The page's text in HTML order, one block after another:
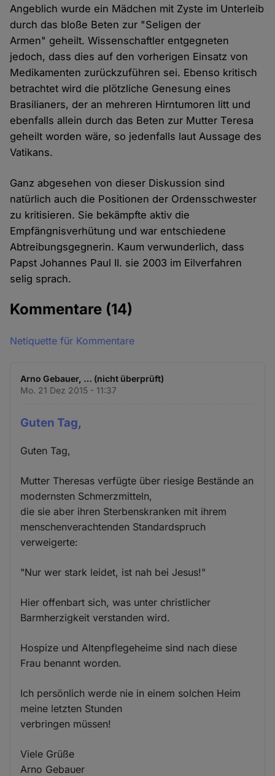
Angeblich wurde ein Mädchen mit Zyste im Unterleib
durch das bloße Beten zur "Seligen der
Armen" geheilt. Wissenschaftler entgegneten
jedoch, dass dies auf den vorherigen Einsatz von
Medikamenten zurückzuführen sei. Ebenso kritisch
betrachtet wird die plötzliche Genesung eines
Brasilianers, der an mehreren Hirntumoren litt und
ebenfalls allein durch das Beten zur Mutter Teresa
geheilt worden wäre, so jedenfalls laut Aussage des
Vatikans.
Ganz abgesehen von dieser Diskussion sind
natürlich auch die Positionen der Ordensschwester
zu kritisieren. Sie bekämpfte aktiv die
Empfängnisverhütung und war entschiedene
Abtreibungsgegnerin. Kaum verwunderlich, dass
Papst Johannes Paul II. sie 2003 im Eilverfahren
selig sprach.
Kommentare (14)
Netiquette für Kommentare
Arno Gebauer, … (nicht überprüft)
Mo. 21 Dez 2015 - 11:37
Guten Tag,
Guten Tag,
Mutter Theresas verfügte über riesige Bestände an
modernsten Schmerzmitteln,
die sie aber ihren Sterbenskranken mit ihrem
menschenverachtenden Standardspruch
verweigerte:
"Nur wer stark leidet, ist nah bei Jesus!"
Hier offenbart sich, was unter christlicher
Barmherzigkeit verstanden wird.
Hospize und Altenpflegeheime sind nach diese
Frau benannt worden.
Ich persönlich werde nie in einem solchen Heim
meine letzten Stunden
verbringen müssen!
Viele Grüße
Arno Gebauer